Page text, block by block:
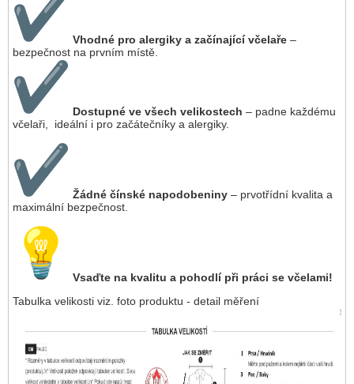
Vhodné pro alergiky a začínající včelaře –
bezpečnost na prvním místě.
Dostupné ve všech velikostech – padne každému
včelaři, ideální i pro začátečníky a alergiky.
Žádné čínské napodobeniny – prvotřídní kvalita a
maximální bezpečnost.
Vsaďte na kvalitu a pohodlí při práci se včelami!
Tabulka velikosti viz. foto produktu - detail měření